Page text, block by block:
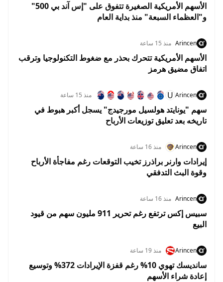
الأسهم الأمريكية الصغيرة تتفوق على "إس آند بي 500"
و"العظماء السبعة" منذ بداية العام
Arincen منذ 15 ساعة
الأسهم الأمريكية تتحرك بحذر مع ضغوط التكنولوجيا وترقب
اتفاق مضيق هرمز
Arincen
U منذ 15 ساعة
سهم "يونايتد هولسيل مورجيدج" يسجل أكبر هبوط في
تاريخه بعد تعليق توزيعات الأرباح
Arincen منذ 16 ساعة
إيرادات وارنر براذرز تخيب التوقعات رغم مفاجأة الأرباح
وقوة البث التدفقي
Arincen منذ 16 ساعة
سبيس إكس ترتفع رغم تحرير 911 مليون سهم من قيود
البيع
Arincen منذ 19 ساعة
سانديسك تهوي 10% رغم قفزة الإيرادات 372% وتوسيع
إعادة شراء الأسهم